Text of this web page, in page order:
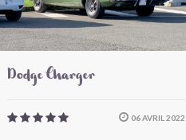
Dodge Charger
06 AVRIL 2022